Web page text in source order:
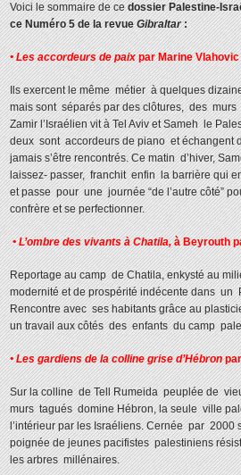
Voici le sommaire de cedossier Palestine-
ce Numéro 5 de la revueGibraltar:
• Les accordeurs de paixpar Marine Vlahovic
Ils exercent le même métier à quelques
mais sont séparés par des clôtures, des
Zamir l’Israélien vit à Tel Aviv et Sameh le
deux sont accordeurs de piano et échangent
jamais s’être rencontrés. Ce matin d’hiver,
laissez- passer, franchit enfin la barrière qui
et passe pour une journée “de l’autre côté”
confrère et se perfectionner.
• L’ombre des vivants à Chatila,à Beyrouth
Reportage au camp de Chatila, enkysté au
modernité et de prospérité indécente dans un
Rencontre avec ses habitants grâce au
un travail aux côtés des enfants du camp
• Les gardiens de la colline grise d’Hébron
Sur la colline de Tell Rumeida peuplée de
murs tagués domine Hébron, la seule ville
l’intérieur par les Israéliens. Cernée par
poignée de jeunes pacifistes palestiniens
les arbres millénaires.